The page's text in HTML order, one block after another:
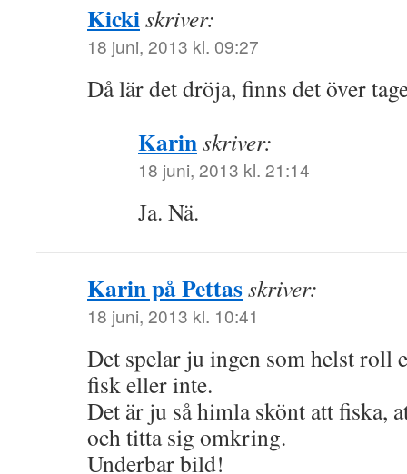
Kickiskriver:
18 juni, 2013 kl. 09:27
Då lär det dröja, finns det över
Karinskriver:
18 juni, 2013 kl. 21:14
Ja. Nä.
Karin på Pettasskriver:
18 juni, 2013 kl. 10:41
Det spelar ju ingen som helst roll
fisk eller inte.
Det är ju så himla skönt att fiska,
och titta sig omkring.
Underbar bild!